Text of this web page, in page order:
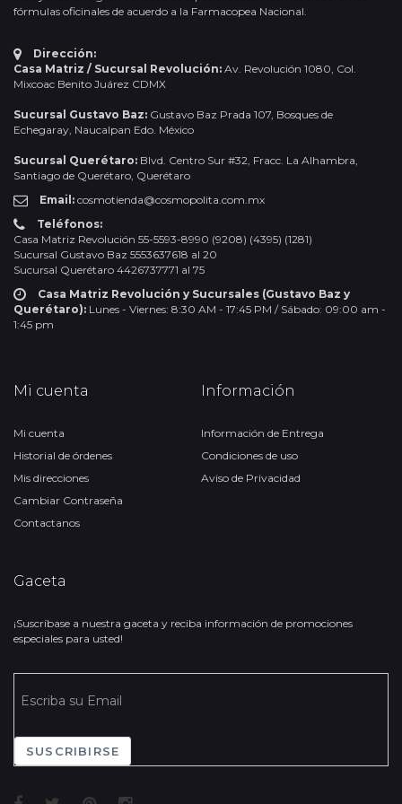
fórmulas oficinales de acuerdo a la Farmacopea Nacional.
Dirección:
Casa Matriz / Sucursal Revolución: Av. Revolución 1080, Col.
Mixcoac Benito Juárez CDMX
Sucursal Gustavo Baz: Gustavo Baz Prada 107, Bosques de
Echegaray, Naucalpan Edo. México
Sucursal Querétaro: Blvd. Centro Sur #32, Fracc. La Alhambra,
Santiago de Querétaro, Querétaro
Email: cosmotienda@cosmopolita.com.mx
Teléfonos:
Casa Matriz Revolución 55-5593-8990 (9208) (4395) (1281)
Sucursal Gustavo Baz 5553637618 al 20
Sucursal Querétaro 4426737771 al 75
Casa Matriz Revolución y Sucursales (Gustavo Baz y
Querétaro): Lunes - Viernes: 8:30 AM - 17:45 PM / Sábado: 09:00 am -
1:45 pm
Mi cuenta
Mi cuenta
Historial de órdenes
Mis direcciones
Cambiar Contraseña
Contactanos
Información
Información de Entrega
Condiciones de uso
Aviso de Privacidad
Gaceta
¡Suscríbase a nuestra gaceta y reciba información de promociones
especiales para usted!
SUSCRIBIRSE